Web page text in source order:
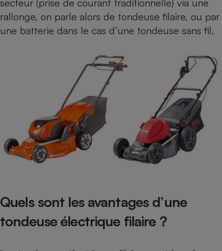
secteur (prise de courant traditionnelle) via une
rallonge, on parle alors de tondeuse filaire, ou par
une batterie dans le cas d’une tondeuse sans fil.
Quels sont les avantages d’une
tondeuse électrique filaire ?